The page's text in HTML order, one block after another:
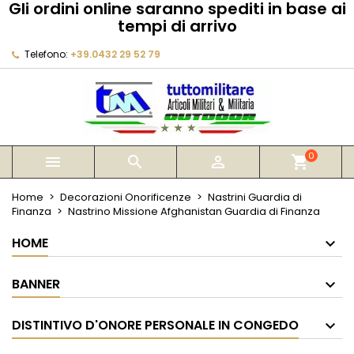
Gli ordini online saranno spediti in base ai
tempi di arrivo
Telefono: +39.0432 29 52 79
   shopping_cart0
Home Decorazioni Onorificenze
Nastrini Guardia di
Finanza
Nastrino Missione Afghanistan Guardia di Finanza
HOME
BANNER
DISTINTIVO D'ONORE PERSONALE IN CONGEDO
My wishlists
add_circle_outline Create new list
Crea lista dei desideri
Annulla Crea lista dei desideri
Devi avere effettuato l'accesso per salvare dei
prodotti nella tua lista dei desideri.
Annulla